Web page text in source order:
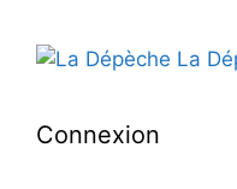
La
Connexion